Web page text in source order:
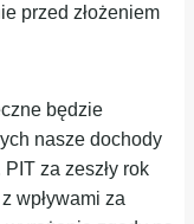
przed złożeniem
będzie
nasze dochody
za zeszły rok
wpływami za